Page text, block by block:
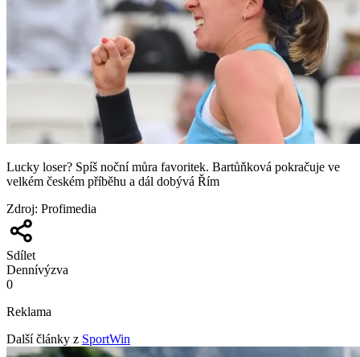
Lucky loser? Spíš noční můra favoritek. Bartůňková pokračuje ve
velkém českém příběhu a dál dobývá Řím
Zdroj: Profimedia
Sdílet
Dennívýzva
0
Reklama
Další články z SportWin